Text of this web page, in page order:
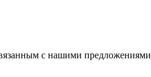
с нашими предложениями